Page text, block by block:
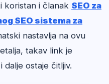
koristan i članak SEO za
SEO sistema za
nastavlja na ovu
takav link je
ostaje čitljiv.